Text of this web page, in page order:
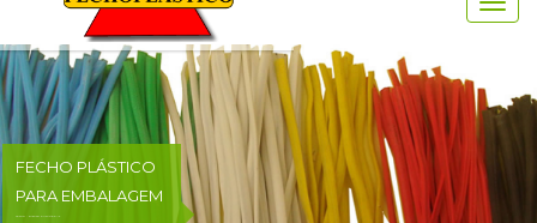
FECHO PLÁSTICO
PARA EMBALAGEM